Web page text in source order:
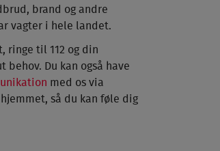
brand og andre
vagter i hele landet.
ringe til 112 og din
behov. Du kan også have
med os via
så du kan føle dig